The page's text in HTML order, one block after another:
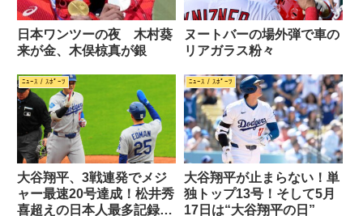
日本ワンツーの夜 木村葵
来が金、木俣椋真が銀
ヌートバーの場外弾で車の
リアガラス粉々
ﾆｭｰｽ / ｽﾎﾟｰﾂ
大谷翔平、3戦連発でメジ
ャー最速20号達成！松井秀
喜超えの日本人最多記録更
ﾆｭｰｽ / ｽﾎﾟｰﾂ
大谷翔平が止まらない！単
独トップ13号！そして5月
17日は“大谷翔平の日”